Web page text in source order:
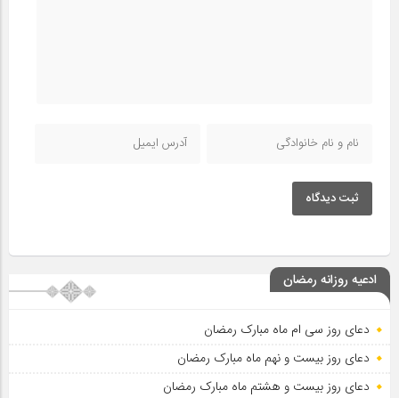
ثبت دیدگاه
ادعیه روزانه رمضان
دعای روز سی ام ماه مبارک رمضان
دعای روز بیست و نهم ماه مبارک رمضان
دعای روز بیست و هشتم ماه مبارک رمضان